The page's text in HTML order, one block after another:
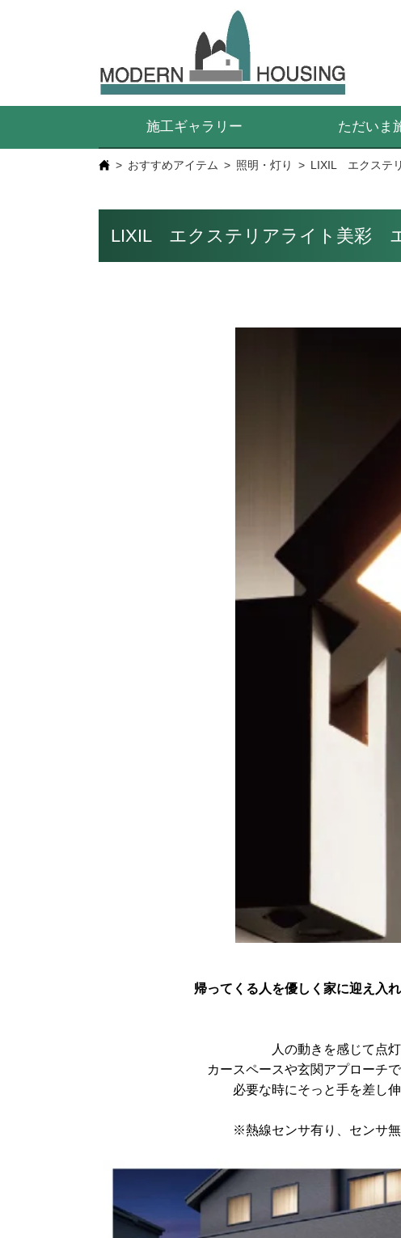
施工ギャラリー ただいま
おすすめアイテム 照明・灯り LIXIL エクステ
LIXIL エクステリアライト美彩
帰ってくる人を優しく家に迎え入れる
人の動きを感じて点灯する熱線セ
カースペースや玄関アプローチで点灯し
必要な時にそっと手を差し伸べるよう
※熱線センサ有り、センサ無しの２